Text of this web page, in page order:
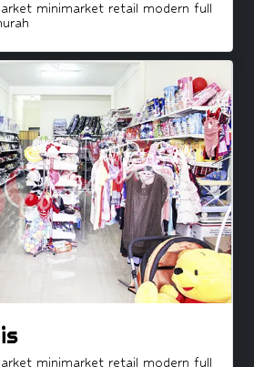
minimarket retail modern full
minimarket retail modern full